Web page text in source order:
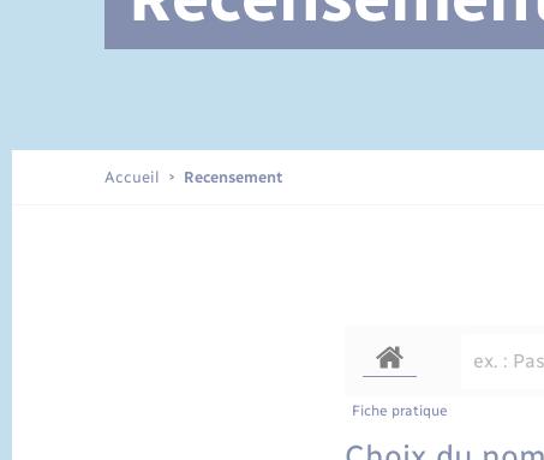
Documents d’identité
Accueil Recensement
Fiche pratique